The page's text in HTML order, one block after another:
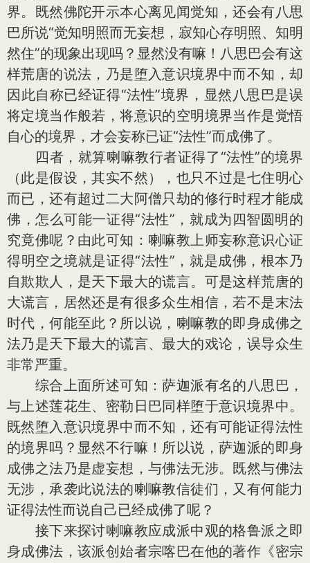
界。既然佛陀开示本心离见闻觉知，还会有八思
巴所说“觉知明照而无妄想，寂知心存明照、知明
然住”的现象出现吗？显然没有嘛！八思巴会有这
样荒唐的说法，乃是堕入意识境界中而不知，却
因此自称已经证得“法性”境界，显然八思巴是误
将定境当作般若，将意识的空明境界当作是觉悟
自心的境界，才会妄称已证“法性”而成佛了。
四者，就算喇嘛教行者证得了“法性”的境界
（此是假设，其实不然），也只不过是七住明心
而已，还有超过二大阿僧只劫的修行时程才能成
佛，怎么可能一证得“法性”，就成为四智圆明的
究竟佛呢？由此可知：喇嘛教上师妄称意识心证
得明空之境就是证得“法性”，就是成佛，根本乃
自欺欺人，是天下最大的谎言。可是这样荒唐的
大谎言，居然还是有很多众生相信，若不是末法
时代，何能至此？所以说，喇嘛教的即身成佛之
法乃是天下最大的谎言、最大的戏论，误导众生
非常严重。
综合上面所述可知：萨迦派有名的八思巴，
与上述莲花生、密勒日巴同样堕于意识境界中。
既然堕入意识境界中而不知，还有可能证得法性
的境界吗？显然不行嘛！所以说，萨迦派的即身
成佛之法乃是虚妄想，与佛法无涉。既然与佛法
无涉，承袭此说法的喇嘛教信徒们，又有何能力
证得法性而说自己已经成佛了呢？
接下来探讨喇嘛教应成派中观的格鲁派之即
身成佛法，该派创始者宗喀巴在他的著作《密宗